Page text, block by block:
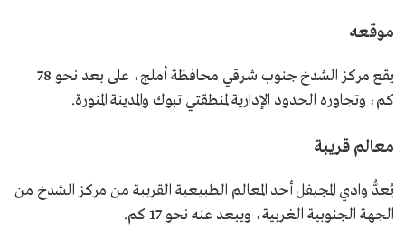
موقعه
يقع مركز الشدخ جنوب شرقي محافظة أملج، على بعد نحو 78
كم، وتجاوره الحدود الإدارية لمنطقتي تبوك والمدينة المنورة.
معالم قريبة
يُعدُّ وادي المجيفل أحد المعالم الطبيعية القريبة من مركز الشدخ من
الجهة الجنوبية الغربية، ويبعد عنه نحو 17 كم.